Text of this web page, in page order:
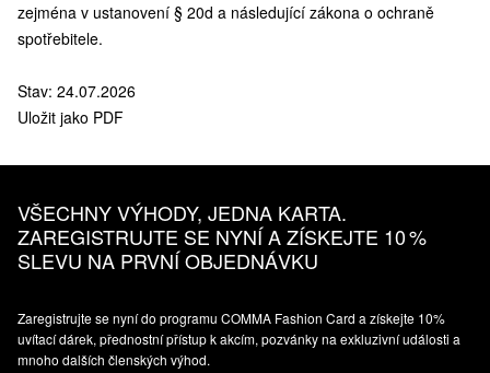
zejména v ustanovení § 20d a následující zákona o ochraně
spotřebitele.
Stav: 24.07.2026
Uložit jako PDF
VŠECHNY VÝHODY, JEDNA KARTA.
ZAREGISTRUJTE SE NYNÍ A ZÍSKEJTE 10 %
SLEVU NA PRVNÍ OBJEDNÁVKU
Zaregistrujte se nyní do programu COMMA Fashion Card a získejte 10%
uvítací dárek, přednostní přístup k akcím, pozvánky na exkluzivní události a
mnoho dalších členských výhod.